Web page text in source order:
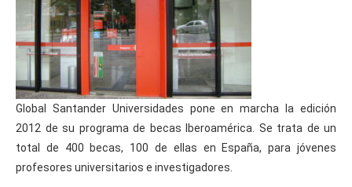
Global Santander Universidades pone en marcha la edición
2012 de su programa de becas Iberoamérica. Se trata de un
total de 400 becas, 100 de ellas en España, para jóvenes
profesores universitarios e investigadores.